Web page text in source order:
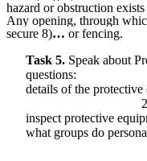
hazard or obstruction exists
Any opening, through
secure 8)… or fencing.
Task 5. Speak about
questions:
details of the
inspect
what groups do